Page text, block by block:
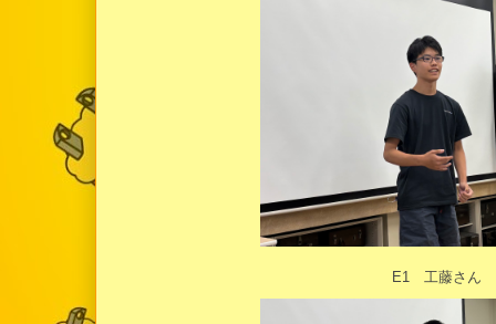
E1 工藤さん